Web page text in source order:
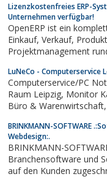
wenn Unternehmen die
ihrer Datenbestände (z.B.
Lizenzkostenfreies ERP-
Unternehmen verfügbar!
OpenERP ist ein
Einkauf, Verkauf, Produktion und Logistik.CRM und
Projektmanagement
erfahren Sie mehr: 02828/
http://
LuNeCo - Computerservice
Computerservice/PC
Raum Leipzig, Monitor Kalibrierung, Vertrieb von Software für
Büro & Warenwirtschaft, Hard- und Software zur
BRINKMANN-SOFTWARE
Webdesign:.
BRINKMANN-
Branchensoftware und
auf den Kunden